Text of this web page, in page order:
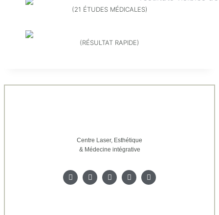
(21 ÉTUDES MÉDICALES)
(RÉSULTAT RAPIDE)
Centre Laser, Esthétique
& Médecine intégrative